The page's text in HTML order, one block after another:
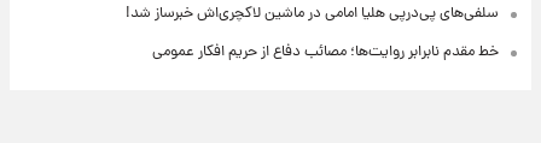
سلفی‌های پی‌درپی هلیا امامی در ماشین لاکچری‌اش خبرساز شد!
خط مقدم نابرابر روایت‌ها؛ مصائب دفاع از حریم افکار عمومی